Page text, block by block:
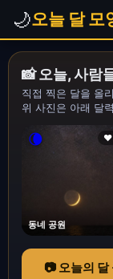
🌙오늘 달 모
📸 오늘, 사람
직접 찍은 달을 올
위 사진은 아래 달
🌘 ❤
동네 공원
📷 오늘의